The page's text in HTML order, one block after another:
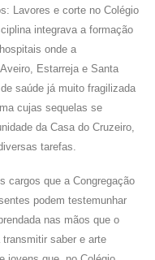
Lavores e corte no Colégio
integrava a formação
onde a
Estarreja e Santa
saúde já muito fragilizada
cujas sequelas se
da Casa do Cruzeiro,
tarefas.
cargos que a Congregação
podem testemunhar
nas mãos que o
saber e arte